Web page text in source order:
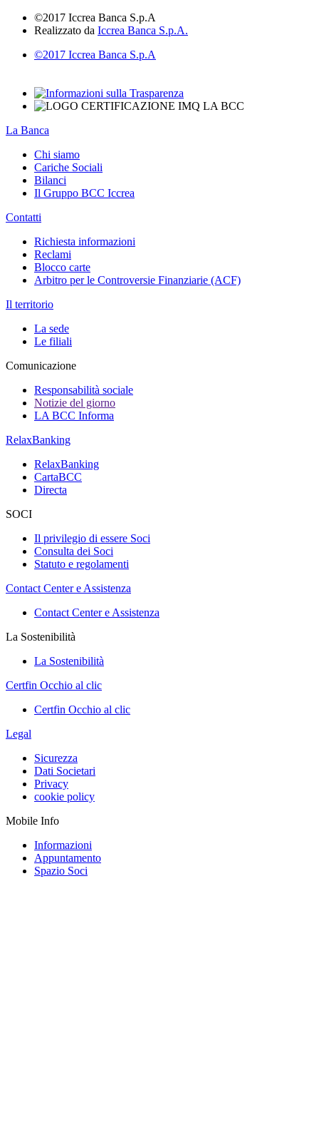
©2017 Iccrea Banca S.p.A
Realizzato da Iccrea Banca S.p.A.
©2017 Iccrea Banca S.p.A
La Banca
Chi siamo
Cariche Sociali
Bilanci
Il Gruppo BCC Iccrea
Contatti
Richiesta informazioni
Reclami
Blocco carte
Arbitro per le Controversie Finanziarie (ACF)
Il territorio
La sede
Le filiali
Comunicazione
Responsabilità sociale
Notizie del giorno
LA BCC Informa
RelaxBanking
RelaxBanking
CartaBCC
Directa
SOCI
Il privilegio di essere Soci
Consulta dei Soci
Statuto e regolamenti
Contact Center e Assistenza
Contact Center e Assistenza
La Sostenibilità
La Sostenibilità
Certfin Occhio al clic
Certfin Occhio al clic
Legal
Sicurezza
Dati Societari
Privacy
cookie policy
Mobile Info
Informazioni
Appuntamento
Spazio Soci